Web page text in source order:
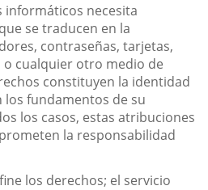
informáticos necesita
se traducen en la
contraseñas, tarjetas,
o cualquier otro medio de
constituyen la identidad
fundamentos de su
los casos, estas atribuciones
la responsabilidad
los derechos; el servicio